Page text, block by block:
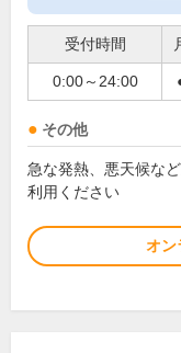
受付時間
0:00～24:00
その他
急な発熱、悪天候な
利用ください
オン